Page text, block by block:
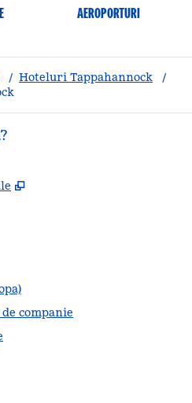
AEROPORTURI
/ Hoteluri Tappahannock
/
,
companie